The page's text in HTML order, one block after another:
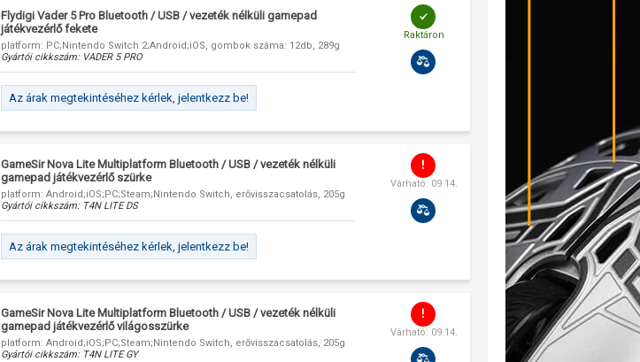
Flydigi Vader 5 Pro Bluetooth / USB / vezeték nélküli gamepad
játékvezérlő fekete
platform: PC;Nintendo Switch 2;Android;iOS, gombok száma: 12db, 289g
Gyártói cikkszám: VADER 5 PRO
Az árak megtekintéséhez kérlek, jelentkezz be!
Raktáron
GameSir Nova Lite Multiplatform Bluetooth / USB / vezeték nélküli
gamepad játékvezérlő szürke
platform: Android;iOS;PC;Steam;Nintendo Switch, erővisszacsatolás, 205g
Gyártói cikkszám: T4N LITE DS
Az árak megtekintéséhez kérlek, jelentkezz be!
Várható: 09.14.
GameSir Nova Lite Multiplatform Bluetooth / USB / vezeték nélküli
gamepad játékvezérlő világosszürke
platform: Android;iOS;PC;Steam;Nintendo Switch, erővisszacsatolás, 205g
Gyártói cikkszám: T4N LITE GY
Várható: 09.14.